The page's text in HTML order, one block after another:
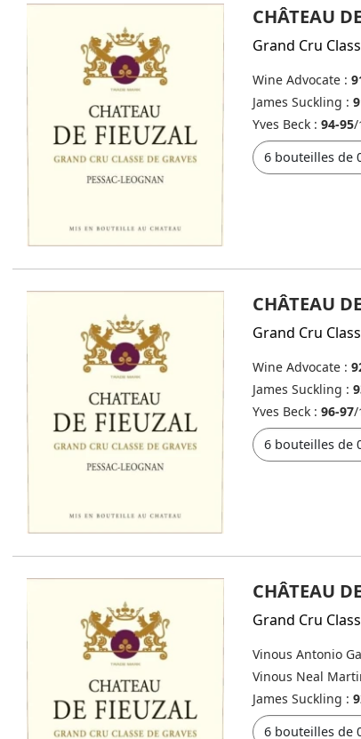
CHÂTEAU
Grand Cru
Wine Advocate :
James Suckling :
Yves Beck : 94-95/
CHÂTEAU
Grand Cru
Wine Advocate :
James Suckling :
Yves Beck : 96-97/
CHÂTEAU
Grand Cru
Vinous Antonio
Vinous Neal
James Suckling :